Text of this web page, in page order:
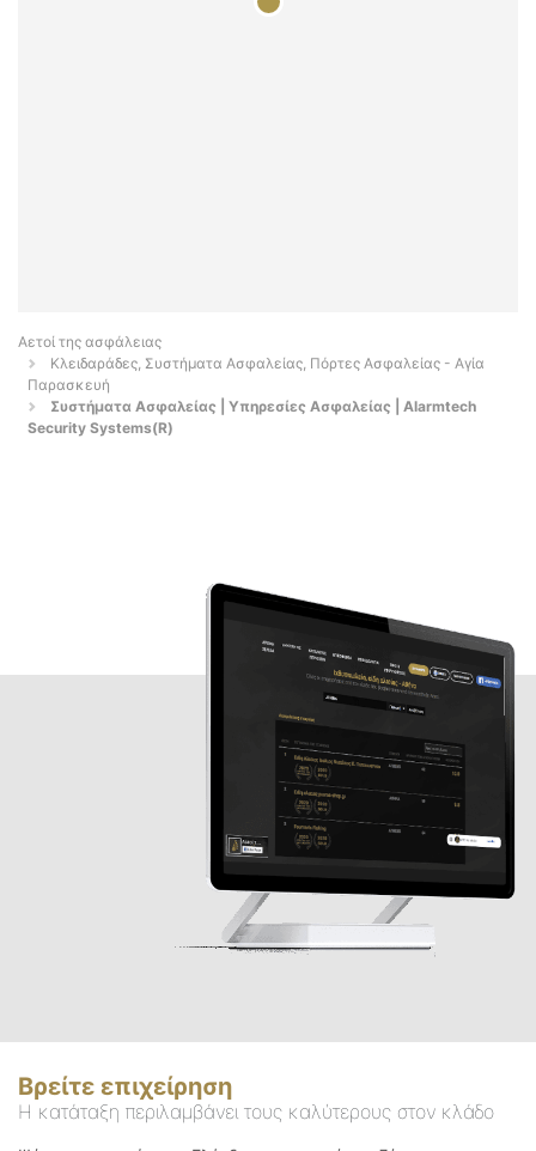
Αετοί της ασφάλειας
Κλειδαράδες, Συστήματα Ασφαλείας, Πόρτες Ασφαλείας - Αγία
Παρασκευή
Συστήματα Ασφαλείας | Υπηρεσίες Ασφαλείας | Alarmtech
Security Systems(R)
Βρείτε επιχείρηση
Η κατάταξη περιλαμβάνει τους καλύτερους στον κλάδο